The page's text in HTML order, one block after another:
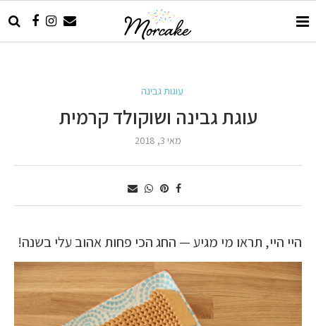
עוגות גבינה
עוגת גבינה ושוקולד קרמית
מאי 3, 2018
היי היי, תראו מי מגיע — החג הכי פחות אהוב עלי בשנה!